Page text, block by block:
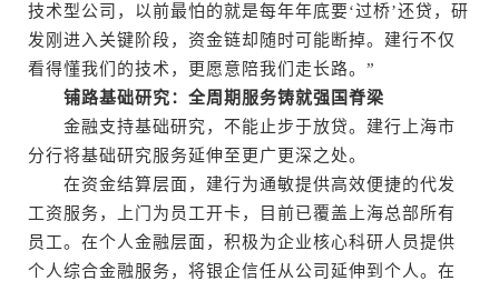
技术型公司，以前最怕的就是每年年底要‘过桥’还贷，研
发刚进入关键阶段，资金链却随时可能断掉。建行不仅
看得懂我们的技术，更愿意陪我们走长路。”
铺路基础研究：全周期服务铸就强国脊梁
金融支持基础研究，不能止步于放贷。建行上海市
分行将基础研究服务延伸至更广更深之处。
在资金结算层面，建行为通敏提供高效便捷的代发
工资服务，上门为员工开卡，目前已覆盖上海总部所有
员工。在个人金融层面，积极为企业核心科研人员提供
个人综合金融服务，将银企信任从公司延伸到个人。在